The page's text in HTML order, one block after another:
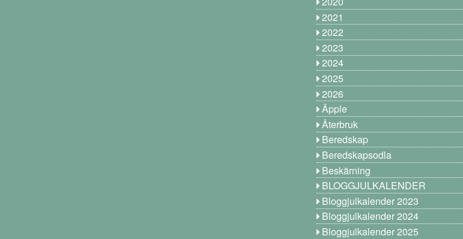
2021
2022
2023
2024
2025
2026
Äpple
Återbruk
Beredskap
Beredskapsodla
Beskärning
BLOGGJULKALENDER
Bloggjulkalender 2023
Bloggjulkalender 2024
Bloggjulkalender 2025